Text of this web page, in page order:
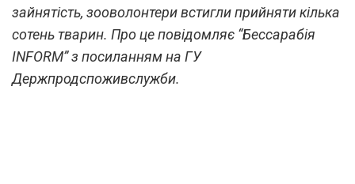
зайнятість, зооволонтери встигли прийняти кілька
сотень тварин. Про це повідомляє “Бессарабія
INFORM” з посиланням на ГУ
Держпродспоживслужби.